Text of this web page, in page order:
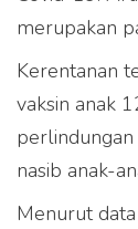
merupakan
Kerentanan
vaksin anak
perlindungan
nasib anak-
Menurut